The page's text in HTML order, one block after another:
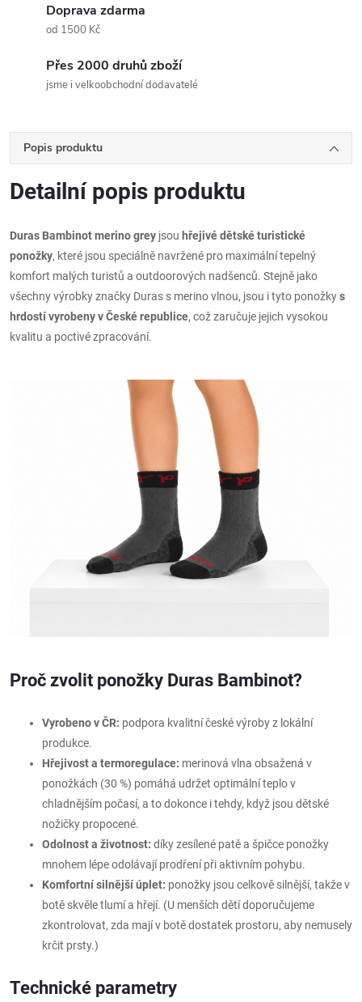
Doprava zdarma
od 1500 Kč
Přes 2000 druhů zboží
jsme i velkoobchodní dodavatelé
Popis produktu
Detailní popis produktu
Duras Bambinot merino grey jsou hřejivé dětské turistické
ponožky, které jsou speciálně navržené pro maximální tepelný
komfort malých turistů a outdoorových nadšenců. Stejně jako
všechny výrobky značky Duras s merino vlnou, jsou i tyto ponožkys
hrdostí vyrobeny v České republice, což zaručuje jejich vysokou
kvalitu a poctivé zpracování.
Proč zvolit ponožky Duras Bambinot?
Vyrobeno v ČR: podpora kvalitní české výroby z lokální
produkce.
Hřejivost a termoregulace: merinová vlna obsažená v
ponožkách (30 %) pomáhá udržet optimální teplo v
chladnějším počasí, a to dokonce i tehdy, když jsou dětské
nožičky propocené.
Odolnost a životnost: díky zesílené patě a špičce ponožky
mnohem lépe odolávají prodření při aktivním pohybu.
Komfortní silnější úplet: ponožky jsou celkově silnější, takže v
botě skvěle tlumí a hřejí. (U menších dětí doporučujeme
zkontrolovat, zda mají v botě dostatek prostoru, aby nemusely
krčit prsty.)
Technické parametry